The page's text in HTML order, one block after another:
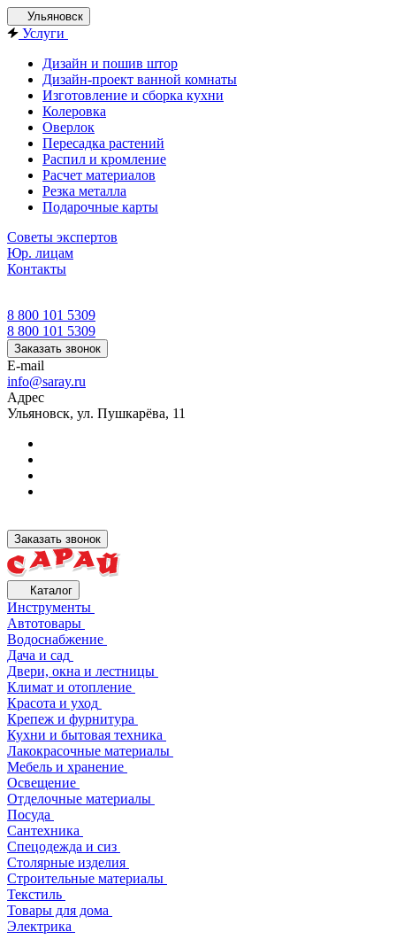
Ульяновск
Услуги
Дизайн и пошив штор
Дизайн-проект ванной комнаты
Изготовление и сборка кухни
Колеровка
Оверлок
Пересадка растений
Распил и кромление
Расчет материалов
Резка металла
Подарочные карты
Советы экспертов
Юр. лицам
Контакты
8 800 101 5309
8 800 101 5309
Заказать звонок
E-mail
info@saray.ru
Адрес
Ульяновск, ул. Пушкарёва, 11
Заказать звонок
Каталог
Инструменты
Автотовары
Водоснабжение
Дача и сад
Двери, окна и лестницы
Климат и отопление
Красота и уход
Крепеж и фурнитура
Кухни и бытовая техника
Лакокрасочные материалы
Мебель и хранение
Освещение
Отделочные материалы
Посуда
Сантехника
Спецодежда и сиз
Столярные изделия
Строительные материалы
Текстиль
Товары для дома
Электрика